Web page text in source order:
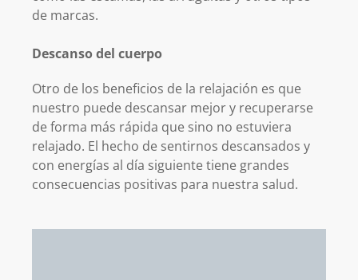
de marcas.
Descanso del cuerpo
Otro de los beneficios de la relajación es que
nuestro puede descansar mejor y recuperarse
de forma más rápida que sino no estuviera
relajado. El hecho de sentirnos descansados y
con energías al día siguiente tiene grandes
consecuencias positivas para nuestra salud.